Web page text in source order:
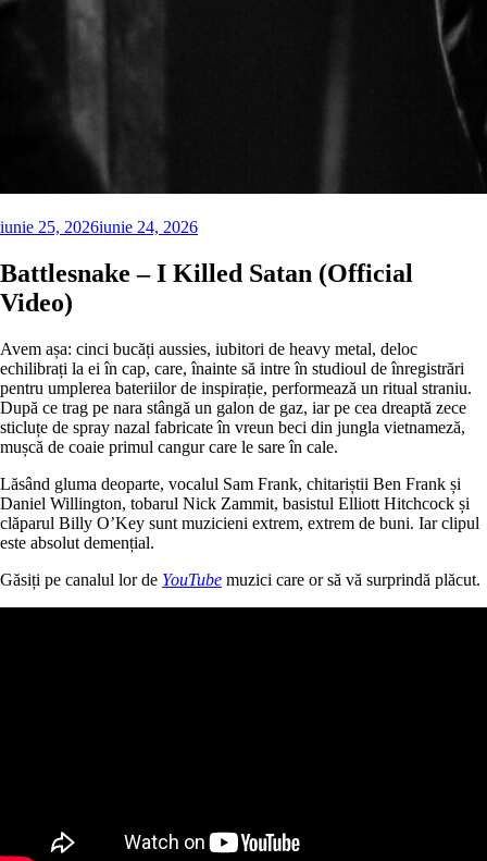
iunie 25, 2026iunie 24, 2026
Battlesnake – I Killed Satan (Official
Video)
Avem așa: cinci bucăți aussies, iubitori de heavy metal, deloc
echilibrați la ei în cap, care, înainte să intre în studioul de înregistrări
pentru umplerea bateriilor de inspirație, performează un ritual straniu.
După ce trag pe nara stângă un galon de gaz, iar pe cea dreaptă zece
sticluțe de spray nazal fabricate în vreun beci din jungla vietnameză,
mușcă de coaie primul cangur care le sare în cale.
Lăsând gluma deoparte, vocalul Sam Frank, chitariștii Ben Frank și
Daniel Willington, tobarul Nick Zammit, basistul Elliott Hitchcock și
clăparul Billy O’Key sunt muzicieni extrem, extrem de buni. Iar clipul
este absolut demențial.
Găsiți pe canalul lor de YouTube muzici care or să vă surprindă plăcut.